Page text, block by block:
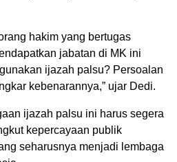
hakim yang bertugas
jabatan di MK ini
ijazah palsu? Persoalan
kebenarannya,” ujar Dedi.
ijazah palsu ini harus segera
kepercayaan publik
seharusnya menjadi lembaga